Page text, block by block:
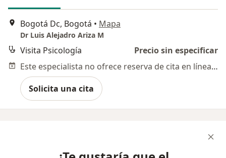
Bogotá Dc, Bogotá • Mapa
Dr Luis Alejadro Ariza M
Visita Psicología
Precio sin especificar
Este especialista no ofrece reserva de cita en línea en esta dirección.
Solicita una cita